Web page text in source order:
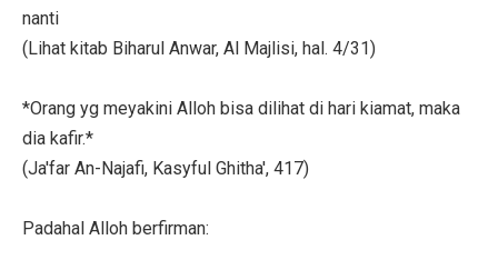
nanti
(Lihat kitab Biharul Anwar, Al Majlisi, hal. 4/31)
*Orang yg meyakini Alloh bisa dilihat di hari kiamat, maka
dia kafir.*
(Ja'far An-Najafi, Kasyful Ghitha', 417)
Padahal Alloh berfirman: